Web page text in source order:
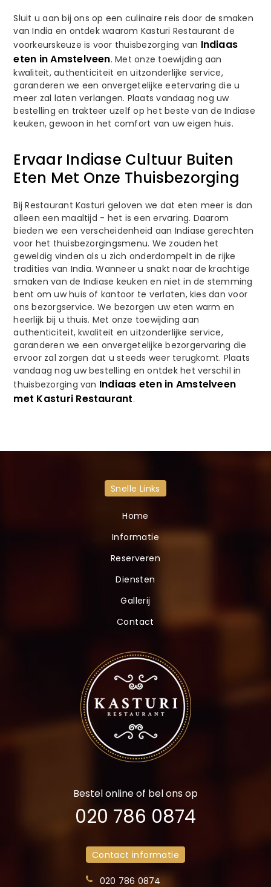
Sluit u aan bij ons op een culinaire reis door de smaken
van India en ontdek waarom Kasturi Restaurant de
voorkeurskeuze is voor thuisbezorging van Indiaas
eten in Amstelveen. Met onze toewijding aan
kwaliteit, authenticiteit en uitzonderlijke service,
garanderen we een onvergetelijke eetervaring die u
meer zal laten verlangen. Plaats vandaag nog uw
bestelling en trakteer uzelf op het beste van de Indiase
keuken, gewoon in het comfort van uw eigen huis.
Ervaar Indiase Cultuur Buiten
Eten Met Onze Thuisbezorging
Bij Restaurant Kasturi geloven we dat eten meer is dan
alleen een maaltijd - het is een ervaring. Daarom
bieden we een verscheidenheid aan Indiase gerechten
voor het thuisbezorgingsmenu. We zouden het
geweldig vinden als u zich onderdompelt in de rijke
tradities van India. Wanneer u snakt naar de krachtige
smaken van de Indiase keuken en niet in de stemming
bent om uw huis of kantoor te verlaten, kies dan voor
ons bezorgservice. We bezorgen uw eten warm en
heerlijk bij u thuis. Met onze toewijding aan
authenticiteit, kwaliteit en uitzonderlijke service,
garanderen we een onvergetelijke bezorgervaring die
ervoor zal zorgen dat u steeds weer terugkomt. Plaats
vandaag nog uw bestelling en ontdek het verschil in
thuisbezorging van Indiaas eten in Amstelveen
met Kasturi Restaurant.
Snelle Links
Home
Informatie
Reserveren
Diensten
Gallerij
Contact
Bestel online of bel ons op
020 786 0874
Contact informatie
020 786 0874